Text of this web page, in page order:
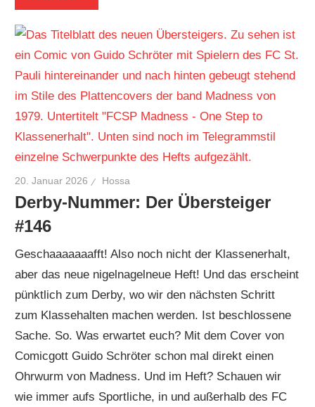
20. Januar 2026 Hossa
Derby-Nummer: Der Übersteiger
#146
Geschaaaaaaafft! Also noch nicht der Klassenerhalt,
aber das neue nigelnagelneue Heft! Und das erscheint
pünktlich zum Derby, wo wir den nächsten Schritt
zum Klassehalten machen werden. Ist beschlossene
Sache. So. Was erwartet euch? Mit dem Cover von
Comicgott Guido Schröter schon mal direkt einen
Ohrwurm von Madness. Und im Heft? Schauen wir
wie immer aufs Sportliche, in und außerhalb des FC